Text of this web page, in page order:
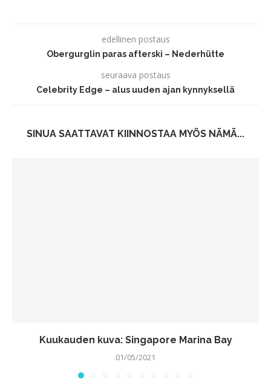
edellinen postaus
Obergurglin paras afterski – Nederhütte
seuraava postaus
Celebrity Edge – alus uuden ajan kynnyksellä
SINUA SAATTAVAT KIINNOSTAA MYÖS NÄMÄ...
Kuukauden kuva: Singapore Marina Bay
01/05/2021